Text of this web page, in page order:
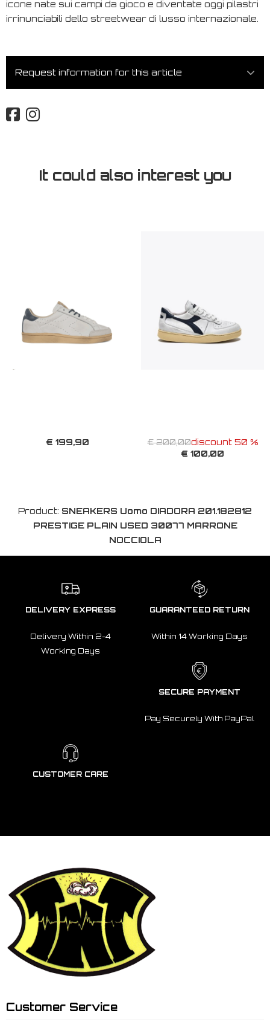
icone nate sui campi da gioco e diventate oggi pilastri
irrinunciabili dello streetwear di lusso internazionale.
Request information for this article
It could also interest you
€ 199,90 € 200,00discount 50 %
€ 100,00
Product: SNEAKERS Uomo DIADORA 201.182812
PRESTIGE PLAIN USED 30077 MARRONE
NOCCIOLA
DELIVERY EXPRESS
Delivery Within 2-4
Working Days
GUARANTEED RETURN
Within 14 Working Days
SECURE PAYMENT
Pay Securely With PayPal
CUSTOMER CARE
Customer Service